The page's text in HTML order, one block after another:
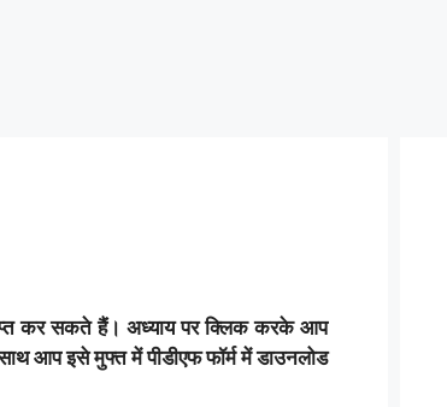
कर सकते हैं। अध्याय पर क्लिक करके आप
आप इसे मुफ्त में पीडीएफ फॉर्म में डाउनलोड